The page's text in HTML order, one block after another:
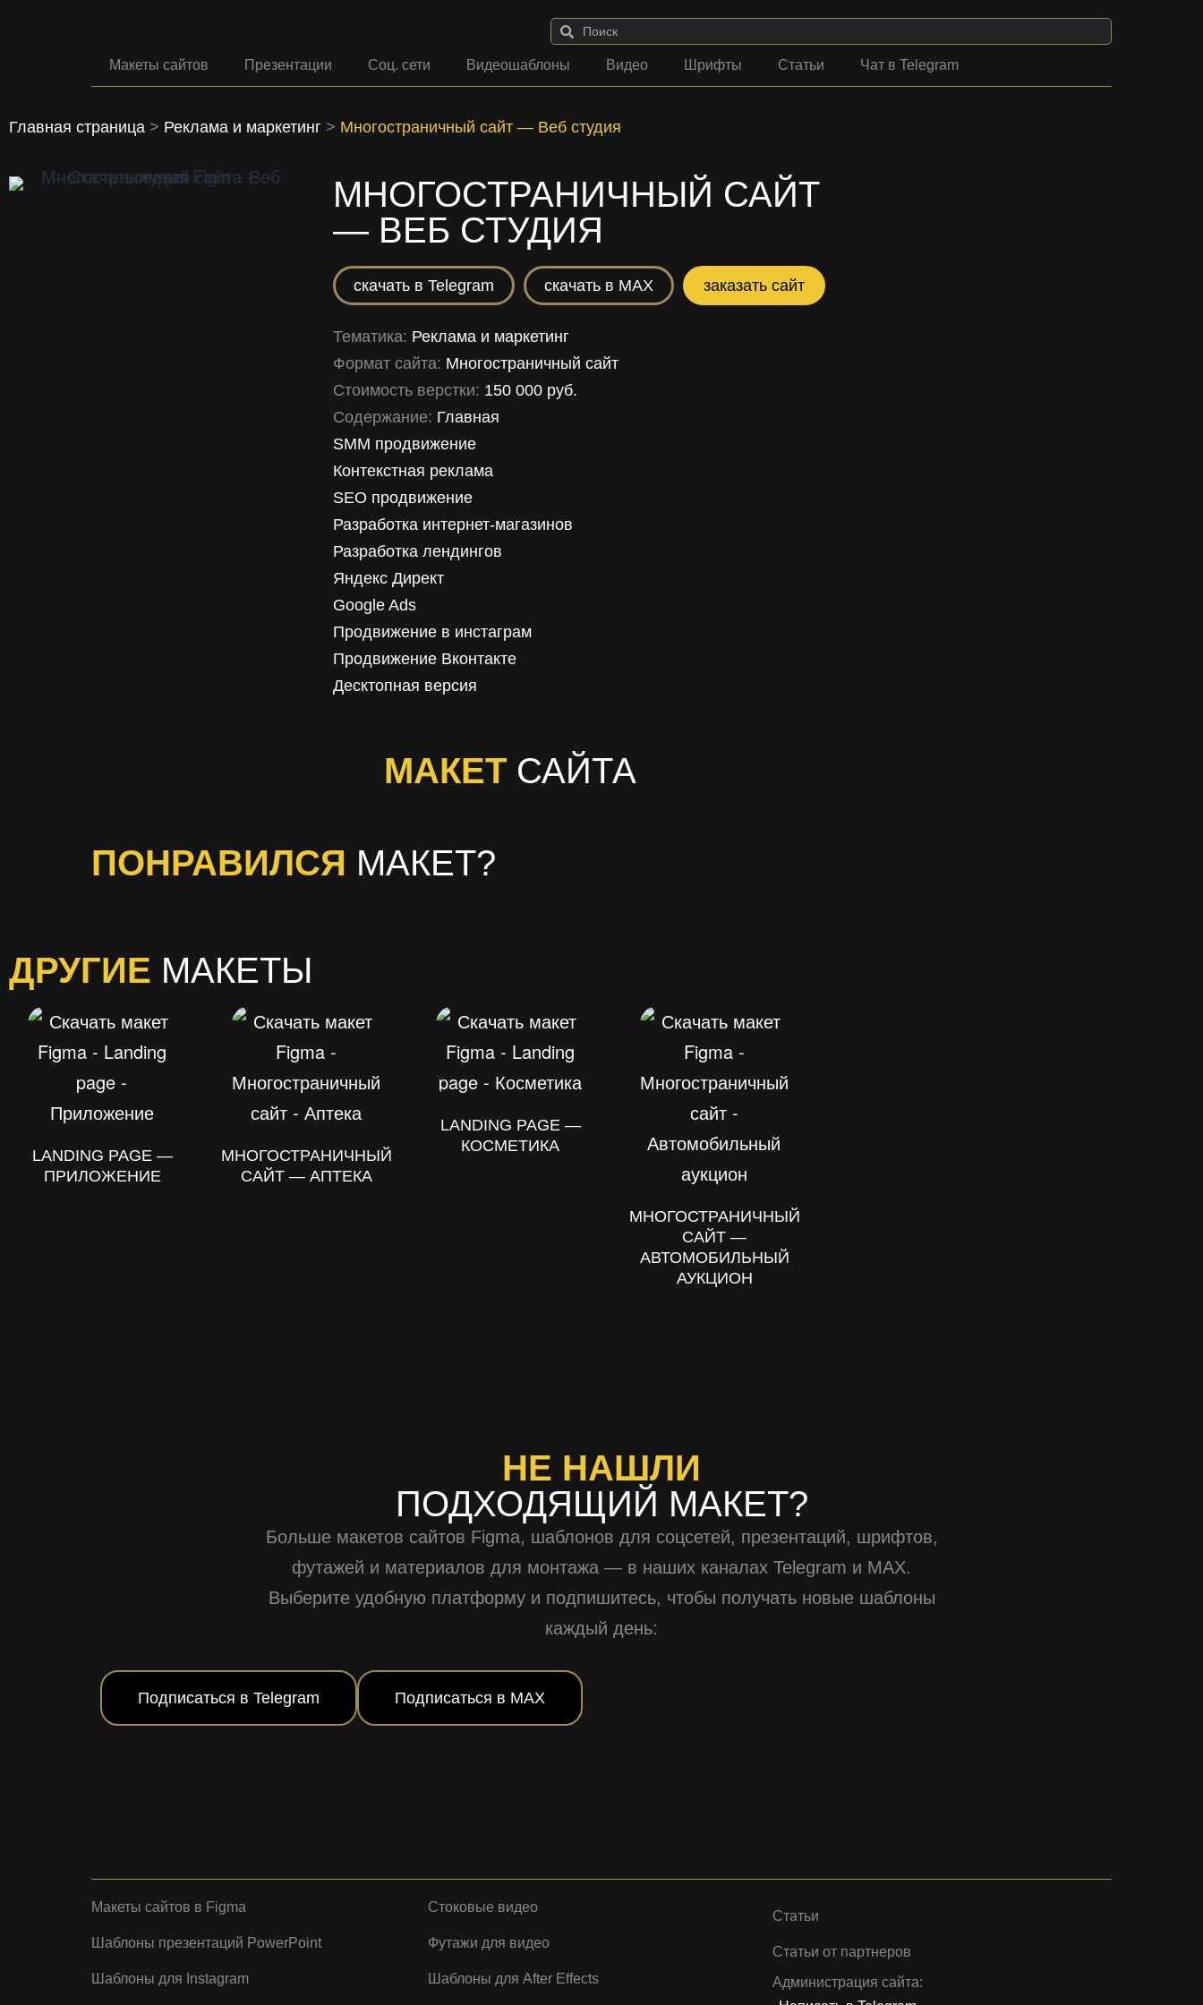
Макеты сайтов Презентации Соц. сети Видеошаблоны Видео Шрифты Статьи Чат в Telegram
Главная страница > Реклама и маркетинг > Многостраничный сайт — Веб студия
МНОГОСТРАНИЧНЫЙ САЙТ
— ВЕБ СТУДИЯ
скачать в Telegram скачать в MAX заказать сайт
Тематика: Реклама и маркетинг
Формат сайта: Многостраничный сайт
Стоимость верстки: 150 000 руб.
Содержание: Главная
SMM продвижение
Контекстная реклама
SEO продвижение
Разработка интернет-магазинов
Разработка лендингов
Яндекс Директ
Google Ads
Продвижение в инстаграм
Продвижение Вконтакте
Десктопная версия
МАКЕТ САЙТА
ПОНРАВИЛСЯ МАКЕТ?
ДРУГИЕ МАКЕТЫ
LANDING PAGE —
ПРИЛОЖЕНИЕ
МНОГОСТРАНИЧНЫЙ
САЙТ — АПТЕКА
LANDING PAGE —
КОСМЕТИКА
МНОГОСТРАНИЧНЫЙ
САЙТ —
АВТОМОБИЛЬНЫЙ
АУКЦИОН
НЕ НАШЛИ
ПОДХОДЯЩИЙ МАКЕТ?
Больше макетов сайтов Figma, шаблонов для соцсетей, презентаций, шрифтов,
футажей и материалов для монтажа — в наших каналах Telegram и MAX.
Выберите удобную платформу и подпишитесь, чтобы получать новые шаблоны
каждый день:
Подписаться в Telegram Подписаться в MAX
Макеты сайтов в Figma
Шаблоны презентаций PowerPoint
Шаблоны для Instagram
Стоковые видео
Футажи для видео
Шаблоны для After Effects
Статьи
Статьи от партнеров
Администрация сайта: